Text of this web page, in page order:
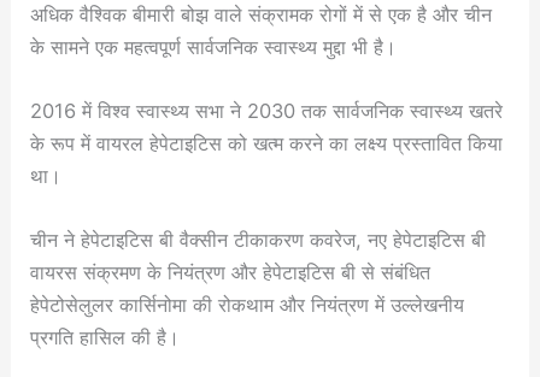
अधिक वैश्विक बीमारी बोझ वाले संक्रामक रोगों में से एक है और चीन
के सामने एक महत्वपूर्ण सार्वजनिक स्वास्थ्य मुद्दा भी है।
2016 में विश्व स्वास्थ्य सभा ने 2030 तक सार्वजनिक स्वास्थ्य खतरे
के रूप में वायरल हेपेटाइटिस को खत्म करने का लक्ष्य प्रस्तावित किया
था।
चीन ने हेपेटाइटिस बी वैक्सीन टीकाकरण कवरेज, नए हेपेटाइटिस बी
वायरस संक्रमण के नियंत्रण और हेपेटाइटिस बी से संबंधित
हेपेटोसेलुलर कार्सिनोमा की रोकथाम और नियंत्रण में उल्लेखनीय
प्रगति हासिल की है।